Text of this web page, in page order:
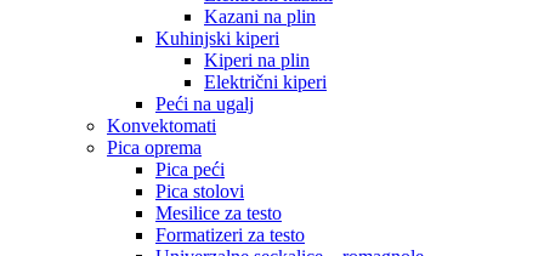
Kazani na plin
Kuhinjski kiperi
Kiperi na plin
Električni kiperi
Peći na ugalj
Konvektomati
Pica oprema
Pica peći
Pica stolovi
Mesilice za testo
Formatizeri za testo